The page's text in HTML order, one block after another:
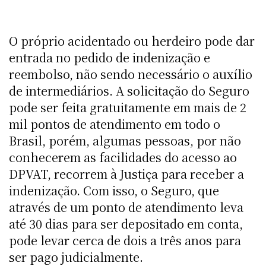
O próprio acidentado ou herdeiro pode dar
entrada no pedido de indenização e
reembolso, não sendo necessário o auxílio
de intermediários. A solicitação do Seguro
pode ser feita gratuitamente em mais de 2
mil pontos de atendimento em todo o
Brasil, porém, algumas pessoas, por não
conhecerem as facilidades do acesso ao
DPVAT, recorrem à Justiça para receber a
indenização. Com isso, o Seguro, que
através de um ponto de atendimento leva
até 30 dias para ser depositado em conta,
pode levar cerca de dois a três anos para
ser pago judicialmente.